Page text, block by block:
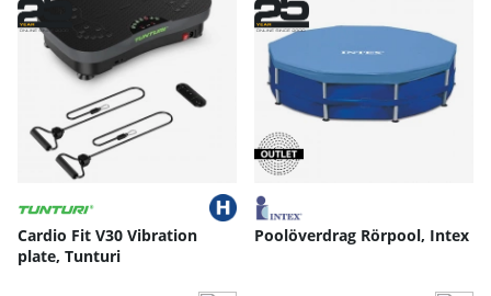
Cardio Fit V30 Vibration
plate, Tunturi
Poolöverdrag Rörpool, Intex